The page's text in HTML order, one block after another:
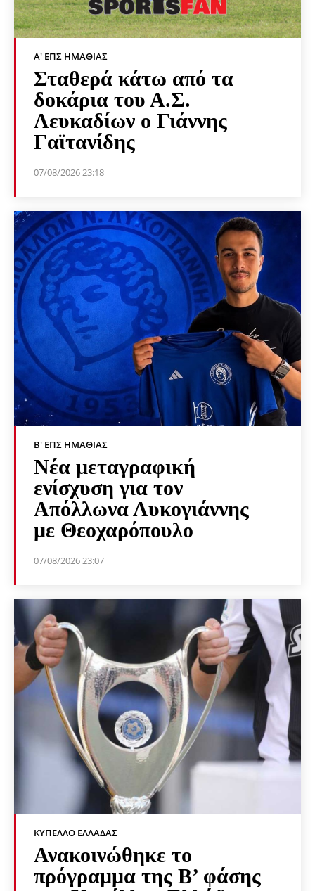
Α' ΕΠΣ ΗΜΑΘΊΑΣ
Σταθερά κάτω από τα
δοκάρια του Α.Σ.
Λευκαδίων ο Γιάννης
Γαϊτανίδης
07/08/2026 23:18
Β' ΕΠΣ ΗΜΑΘΊΑΣ
Νέα μεταγραφική
ενίσχυση για τον
Απόλλωνα Λυκογιάννης
με Θεοχαρόπουλο
07/08/2026 23:07
ΚΎΠΕΛΛΟ ΕΛΛΆΔΑΣ
Ανακοινώθηκε το
πρόγραμμα της Β’ φάσης